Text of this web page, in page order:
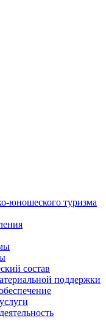
юношеского туризма
состав
поддержки